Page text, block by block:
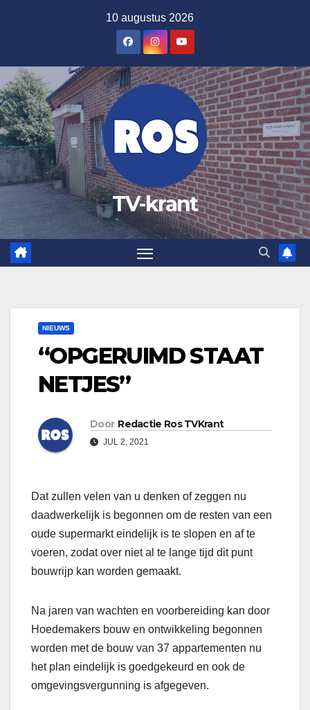
inhoud
10 augustus 2026
TV-krant
NIEUWS
“OPGERUIMD STAAT
NETJES”
Door Redactie Ros TVKrant
JUL 2, 2021
Dat zullen velen van u denken of zeggen nu
daadwerkelijk is begonnen om de resten van een
oude supermarkt eindelijk is te slopen en af te
voeren, zodat over niet al te lange tijd dit punt
bouwrijp kan worden gemaakt.
Na jaren van wachten en voorbereiding kan door
Hoedemakers bouw en ontwikkeling begonnen
worden met de bouw van 37 appartementen nu
het plan eindelijk is goedgekeurd en ook de
omgevingsvergunning is afgegeven.